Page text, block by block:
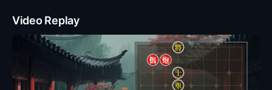
Video Replay